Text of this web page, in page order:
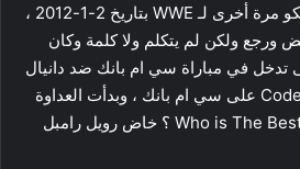
عاد الأسطورة كريس جيريكو مرة أخرى لـ WWE بتاريخ 2-1-2012 ،
ورجع ولكن لم يتكلم ولا كلمة وكان
تدخل في مباراة سي ام بانك ضد دانيال
براين وقام بعمل Codebreaker على سي ام بانك ، وبدأت العداوة
على لقب Who is The Best In The World ؟ خاض رويل رامبل